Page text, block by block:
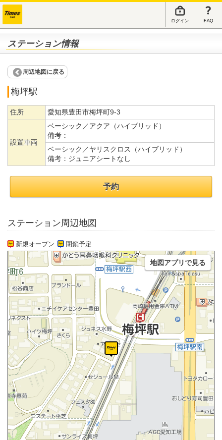
ログイン FAQ
ステーション情報
周辺地図に戻る
梅坪駅
住所 愛知県豊田市梅坪町9-3
設置車両
ベーシック／アクア（ハイブリッド）
備考：
ベーシック／ヤリスクロス（ハイブリッド）
備考： ジュニアシートなし
予約
ステーション周辺地図
新規オープン 閉鎖予定
地図アプリで見る